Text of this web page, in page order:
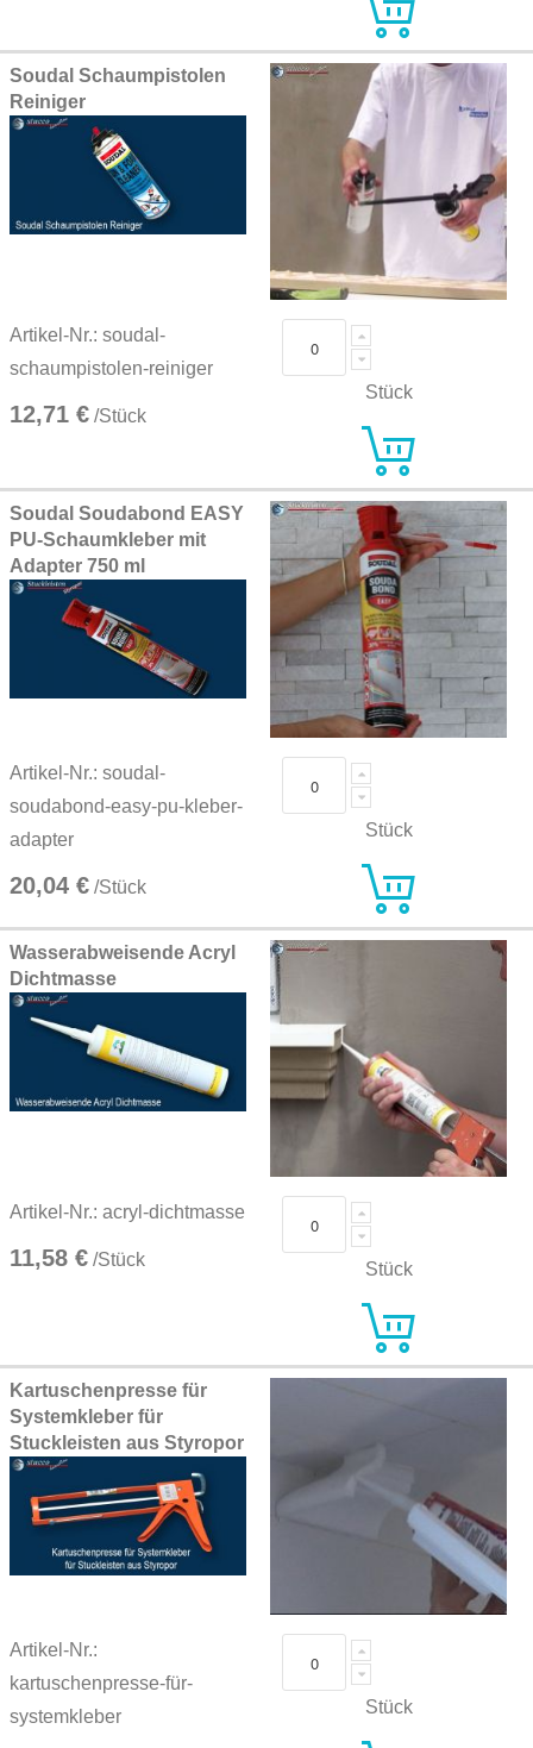
Soudal Schaumpistolen
Reiniger
Artikel-Nr.: soudal-
schaumpistolen-reiniger
12,71 € /Stück
Stück
Soudal Soudabond EASY
PU-Schaumkleber mit
Adapter 750 ml
Artikel-Nr.: soudal-
soudabond-easy-pu-kleber-
adapter
20,04 € /Stück
Stück
Wasserabweisende Acryl
Dichtmasse
Artikel-Nr.: acryl-dichtmasse
11,58 € /Stück Stück
Kartuschenpresse für
Systemkleber für
Stuckleisten aus Styropor
Artikel-Nr.:
kartuschenpresse-für-
systemkleber
Stück